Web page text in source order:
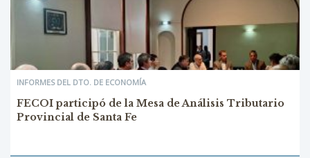
INFORMES DEL DTO. DE ECONOMÍA
FECOI participó de la Mesa de Análisis Tributario
Provincial de Santa Fe